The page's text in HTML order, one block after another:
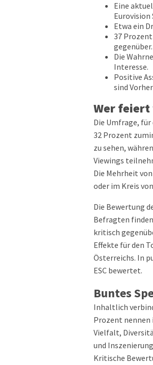
Eine
Eurovision
Etwa ein
37
gegenüber.
Die
Interesse.
Positive
sind
Wer feiert
Die Umfrage,
32 Prozent
zu sehen,
Viewings
Die Mehrheit
oder im Kreis
Die Bewertung
Befragten
kritisch
Effekte für den
Österreichs. In
ESC bewertet.
Buntes
Inhaltlich
Prozent nennen
Vielfalt,
und
Kritische